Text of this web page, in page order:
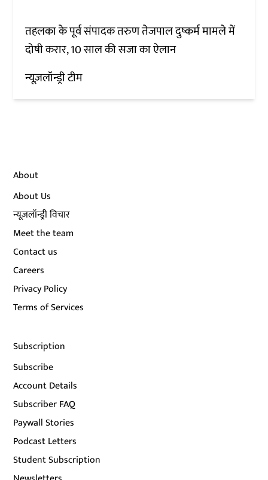
तहलका के पूर्व संपादक तरुण तेजपाल दुष्कर्म मामले में
दोषी करार, 10 साल की सजा का ऐलान
न्यूज़लॉन्ड्री टीम
About
About Us
न्यूज़लॉन्ड्री विचार
Meet the team
Contact us
Careers
Privacy Policy
Terms of Services
Subscription
Subscribe
Account Details
Subscriber FAQ
Paywall Stories
Podcast Letters
Student Subscription